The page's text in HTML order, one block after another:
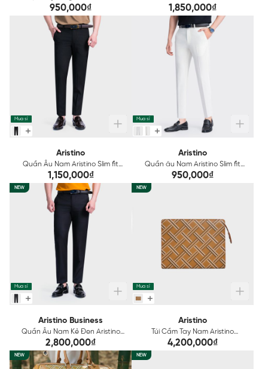
ABK0310Z
950,000₫
ATRG120Z
1,850,000₫
Mua sỉ
Aristino
Quần Âu Nam Aristino Slim fit
ATR0050S1
1,150,000₫
Mua sỉ
Aristino
Quần âu Nam Aristino Slim fit
ATR0420Z
950,000₫
NEW
Mua sỉ
Aristino Business
Quần Âu Nam Kẻ Đen Aristino
Business 1TR0110S2
2,800,000₫
NEW
Mua sỉ
Aristino
Túi Cầm Tay Nam Aristino
ACL0240Z4
4,200,000₫
NEW NEW